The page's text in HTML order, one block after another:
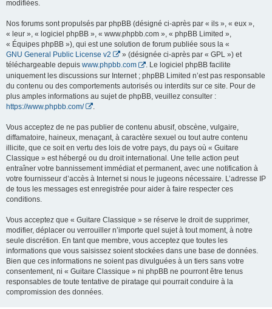
modifiées.
Nos forums sont propulsés par phpBB (désigné ci-après par « ils », « eux »,
« leur », « logiciel phpBB », « www.phpbb.com », « phpBB Limited »,
« Équipes phpBB »), qui est une solution de forum publiée sous la «
GNU General Public License v2
» (désignée ci-après par « GPL ») et
téléchargeable depuis www.phpbb.com
. Le logiciel phpBB facilite
uniquement les discussions sur Internet ; phpBB Limited n’est pas responsable
du contenu ou des comportements autorisés ou interdits sur ce site. Pour de
plus amples informations au sujet de phpBB, veuillez consulter :
https://www.phpbb.com/
Vous acceptez de ne pas publier de contenu abusif, obscène, vulgaire,
diffamatoire, haineux, menaçant, à caractère sexuel ou tout autre contenu
illicite, que ce soit en vertu des lois de votre pays, du pays où « Guitare
Classique » est hébergé ou du droit international. Une telle action peut
entraîner votre bannissement immédiat et permanent, avec une notification à
votre fournisseur d’accès à Internet si nous le jugeons nécessaire. L’adresse IP
de tous les messages est enregistrée pour aider à faire respecter ces
conditions.
Vous acceptez que « Guitare Classique » se réserve le droit de supprimer,
modifier, déplacer ou verrouiller n’importe quel sujet à tout moment, à notre
seule discrétion. En tant que membre, vous acceptez que toutes les
informations que vous saisissez soient stockées dans une base de données.
Bien que ces informations ne soient pas divulguées à un tiers sans votre
consentement, ni « Guitare Classique » ni phpBB ne pourront être tenus
responsables de toute tentative de piratage qui pourrait conduire à la
compromission des données.